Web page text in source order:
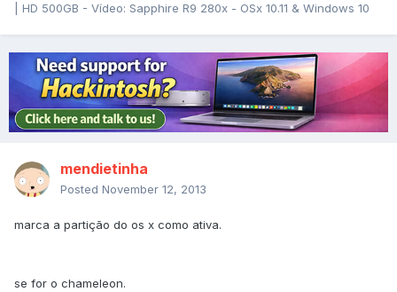
| HD 500GB - Vídeo: Sapphire R9 280x - OSx 10.11 & Windows 10
mendietinha
Posted November 12, 2013
marca a partição do os x como ativa.
se for o chameleon.